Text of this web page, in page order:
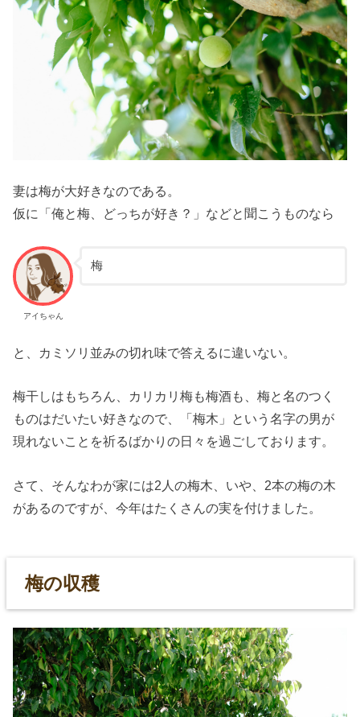
妻は梅が大好きなのである。
仮に「俺と梅、どっちが好き？」などと聞こうものなら
アイちゃん
梅
と、カミソリ並みの切れ味で答えるに違いない。
梅干しはもちろん、カリカリ梅も梅酒も、梅と名のつく
ものはだいたい好きなので、「梅木」という名字の男が
現れないことを祈るばかりの日々を過ごしております。
さて、そんなわが家には2人の梅木、いや、2本の梅の木
があるのですが、今年はたくさんの実を付けました。
梅の収穫